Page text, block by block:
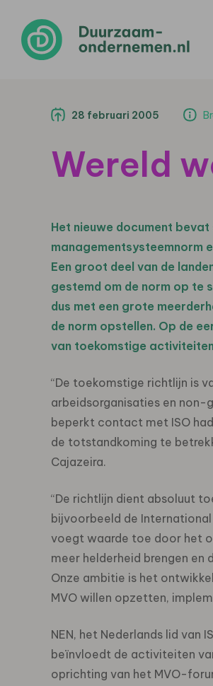
28 februari 2005
Wereld
Het nieuwe document
managementsysteemnorm
Een groot deel van de
gestemd om de norm op te
dus met een grote
de norm opstellen. Op de
van toekomstige
“De toekomstige richtlijn is
arbeidsorganisaties en non-
beperkt contact met ISO
de totstandkoming te
Cajazeira.
“De richtlijn dient absoluut
bijvoorbeeld de International
voegt waarde toe door het
meer helderheid brengen en
Onze ambitie is het
MVO willen opzetten,
NEN, het Nederlands lid van
beïnvloedt de activiteiten
oprichting van het MVO-